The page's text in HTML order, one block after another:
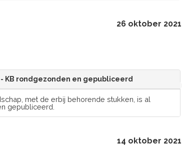
26 oktober 2021
- KB rondgezonden en gepubliceerd
met de erbij behorende stukken, is al
gepubliceerd.
14 oktober 2021